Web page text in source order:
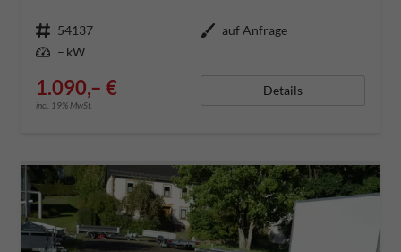
Fahrzeugnummer 54137 Außenfarbe auf Anfrage
Leistung – kW
1.090,– €
incl. 19% MwSt.
Details